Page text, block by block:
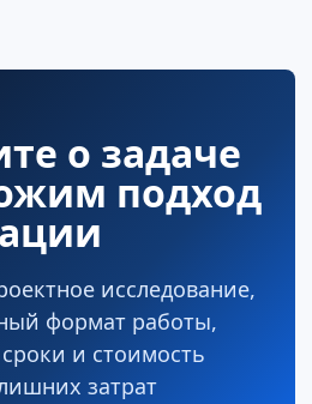
о задаче
подход
исследование,
формат работы,
и стоимость
затрат